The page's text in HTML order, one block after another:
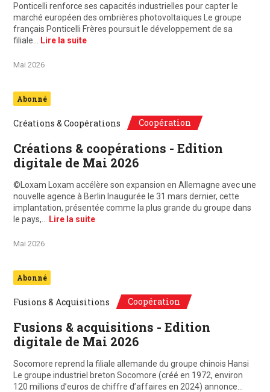
Ponticelli renforce ses capacités industrielles pour capter le
marché européen des ombrières photovoltaïques Le groupe
français Ponticelli Frères poursuit le développement de sa
filiale…
Lire la suite
Mai 2026
Abonné
Créations & Coopérations Coopération
Créations & coopérations - Edition
digitale de Mai 2026
©Loxam Loxam accélère son expansion en Allemagne avec une
nouvelle agence à Berlin Inaugurée le 31 mars dernier, cette
implantation, présentée comme la plus grande du groupe dans
le pays,…
Lire la suite
Mai 2026
Abonné
Fusions & Acquisitions Coopération
Fusions & acquisitions - Edition
digitale de Mai 2026
Socomore reprend la filiale allemande du groupe chinois Hansi
Le groupe industriel breton Socomore (créé en 1972, environ
120 millions d’euros de chiffre d’affaires en 2024) annonce…